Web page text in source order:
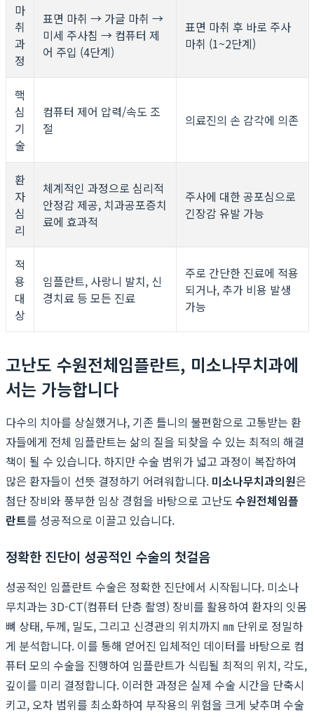
마
취
과
정
표면 마취 → 가글 마취 →
미세 주사침 → 컴퓨터 제
어 주입 (4단계)
표면 마취 후 바로 주사
마취 (1~2단계)
핵
심
기
술
컴퓨터 제어 압력/속도 조
절
의료진의 손 감각에 의존
환
자
심
리
체계적인 과정으로 심리적
안정감 제공, 치과공포증치
료에 효과적
주사에 대한 공포심으로
긴장감 유발 가능
적
용
대
상
임플란트, 사랑니 발치, 신
경치료 등 모든 진료
주로 간단한 진료에 적용
되거나, 추가 비용 발생
가능
고난도 수원전체임플란트, 미소나무치과에
서는 가능합니다
다수의 치아를 상실했거나, 기존 틀니의 불편함으로 고통받는 환
자들에게 전체 임플란트는 삶의 질을 되찾을 수 있는 최적의 해결
책이 될 수 있습니다. 하지만 수술 범위가 넓고 과정이 복잡하여
많은 환자들이 선뜻 결정하기 어려워합니다. 미소나무치과의원은
첨단 장비와 풍부한 임상 경험을 바탕으로 고난도 수원전체임플
란트를 성공적으로 이끌고 있습니다.
정확한 진단이 성공적인 수술의 첫걸음
성공적인 임플란트 수술은 정확한 진단에서 시작됩니다. 미소나
무치과는 3D-CT(컴퓨터 단층 촬영) 장비를 활용하여 환자의 잇몸
뼈 상태, 두께, 밀도, 그리고 신경관의 위치까지 ㎜ 단위로 정밀하
게 분석합니다. 이를 통해 얻어진 입체적인 데이터를 바탕으로 컴
퓨터 모의 수술을 진행하여 임플란트가 식립될 최적의 위치, 각도,
깊이를 미리 결정합니다. 이러한 과정은 실제 수술 시간을 단축시
키고, 오차 범위를 최소화하여 부작용의 위험을 크게 낮추며 수술